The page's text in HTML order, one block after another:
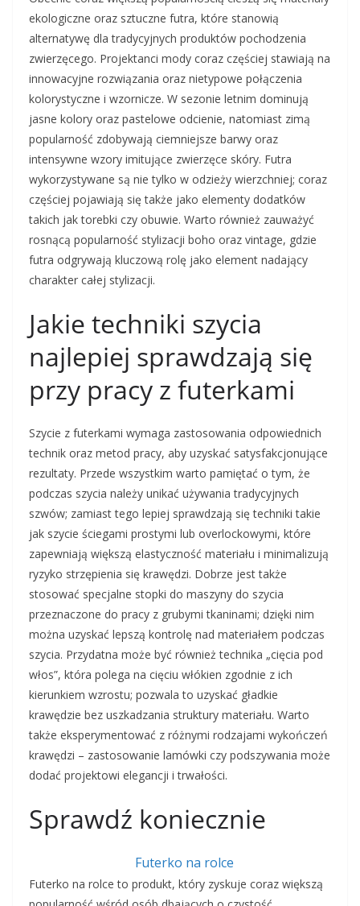
ekologiczne oraz sztuczne futra, które stanowią
alternatywę dla tradycyjnych produktów pochodzenia
zwierzęcego. Projektanci mody coraz częściej stawiają na
innowacyjne rozwiązania oraz nietypowe połączenia
kolorystyczne i wzornicze. W sezonie letnim dominują
jasne kolory oraz pastelowe odcienie, natomiast zimą
popularność zdobywają ciemniejsze barwy oraz
intensywne wzory imitujące zwierzęce skóry. Futra
wykorzystywane są nie tylko w odzieży wierzchniej; coraz
częściej pojawiają się także jako elementy dodatków
takich jak torebki czy obuwie. Warto również zauważyć
rosnącą popularność stylizacji boho oraz vintage, gdzie
futra odgrywają kluczową rolę jako element nadający
charakter całej stylizacji.
Jakie techniki szycia
najlepiej sprawdzają się
przy pracy z futerkami
Szycie z futerkami wymaga zastosowania odpowiednich
technik oraz metod pracy, aby uzyskać satysfakcjonujące
rezultaty. Przede wszystkim warto pamiętać o tym, że
podczas szycia należy unikać używania tradycyjnych
szwów; zamiast tego lepiej sprawdzają się techniki takie
jak szycie ściegami prostymi lub overlockowymi, które
zapewniają większą elastyczność materiału i minimalizują
ryzyko strzępienia się krawędzi. Dobrze jest także
stosować specjalne stopki do maszyny do szycia
przeznaczone do pracy z grubymi tkaninami; dzięki nim
można uzyskać lepszą kontrolę nad materiałem podczas
szycia. Przydatna może być również technika „cięcia pod
włos”, która polega na cięciu włókien zgodnie z ich
kierunkiem wzrostu; pozwala to uzyskać gładkie
krawędzie bez uszkadzania struktury materiału. Warto
także eksperymentować z różnymi rodzajami wykończeń
krawędzi – zastosowanie lamówki czy podszywania może
dodać projektowi elegancji i trwałości.
Sprawdź koniecznie
Futerko na rolce
Futerko na rolce to produkt, który zyskuje coraz większą